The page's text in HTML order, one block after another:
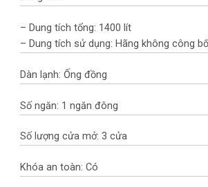
– Dung tích tổng: 1400 lít
– Dung tích sử dụng: Hãng không công bố
Dàn lạnh: Ống đồng
Số ngăn: 1 ngăn đông
Số lượng cửa mở: 3 cửa
Khóa an toàn: Có